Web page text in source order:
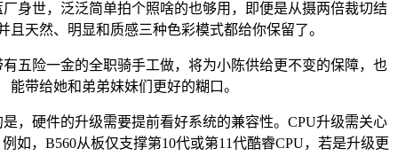
世，泛泛简单拍个照啥的也够用，即便是从摄两倍裁切结
且天然、明显和质感三种色彩模式都给你保留了。
险一金的全职骑手工做，将为小陈供给更不变的保障，也
能带给她和弟弟妹妹们更好的糊口。
硬件的升级需要提前看好系统的兼容性。CPU升级需关心
如，B560从板仅支撑第10代或第11代酷睿CPU，若是升级更